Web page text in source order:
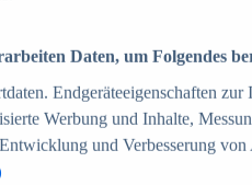
Deutschland und weltweit
50 Online Shops in
Zahlungsverfahren in
im Online-Handel in
Daten, um Folgendes
Endgeräteeigenschaften
Werbung und Inhalte,
und Verbesserung von